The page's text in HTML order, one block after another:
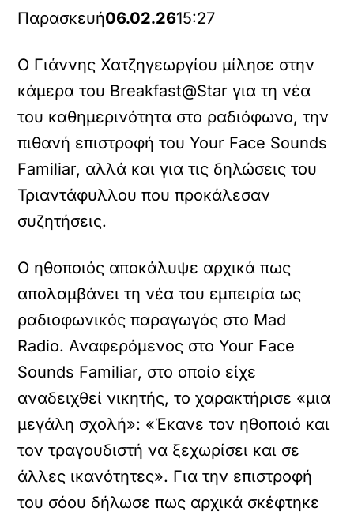
Παρασκευή06.02.2615:27
Ο Γιάννης Χατζηγεωργίου μίλησε στην
κάμερα του Breakfast@Star για τη νέα
του καθημερινότητα στο ραδιόφωνο, την
πιθανή επιστροφή του Your Face Sounds
Familiar, αλλά και για τις δηλώσεις του
Τριαντάφυλλου που προκάλεσαν
συζητήσεις.
Ο ηθοποιός αποκάλυψε αρχικά πως
απολαμβάνει τη νέα του εμπειρία ως
ραδιοφωνικός παραγωγός στο Mad
Radio. Αναφερόμενος στο Your Face
Sounds Familiar, στο οποίο είχε
αναδειχθεί νικητής, το χαρακτήρισε «μια
μεγάλη σχολή»: «Έκανε τον ηθοποιό και
τον τραγουδιστή να ξεχωρίσει και σε
άλλες ικανότητες». Για την επιστροφή
του σόου δήλωσε πως αρχικά σκέφτηκε